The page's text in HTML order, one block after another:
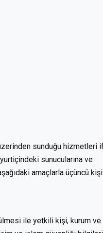
sunduğu hizmetleri
sunucularına ve
amaçlarla üçüncü
ile yetkili kişi, kurum ve